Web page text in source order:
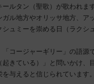
ルタン（聖歌）が歌われます
ル地方やオリッサ地方、ア
シュミーを崇める日（ラクシ
コージャーギリー」の語源
起きている）」と問いかけ、
与えると信じられています。